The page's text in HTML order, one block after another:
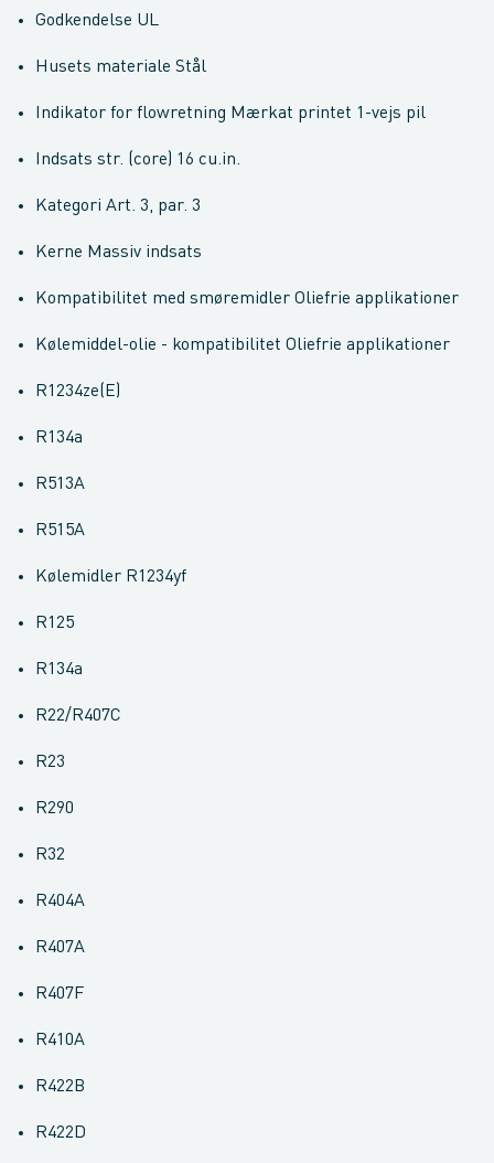
Godkendelse UL
Husets materiale Stål
Indikator for flowretning Mærkat printet 1-vejs pil
Indsats str. (core) 16 cu.in.
Kategori Art. 3, par. 3
Kerne Massiv indsats
Kompatibilitet med smøremidler Oliefrie applikationer
Kølemiddel-olie - kompatibilitet Oliefrie applikationer
R1234ze(E)
R134a
R513A
R515A
Kølemidler R1234yf
R125
R134a
R22/R407C
R23
R290
R32
R404A
R407A
R407F
R410A
R422B
R422D